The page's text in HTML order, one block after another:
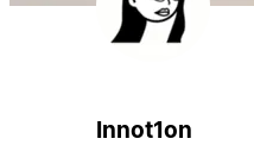
Innot1on